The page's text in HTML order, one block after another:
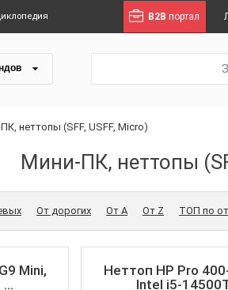
B2B портал
неттопы (SFF, USFF, Micro)
Мини-ПК, неттопы
От дорогих От A От Z ТОП по
Mini,
Неттоп HP Pro
Intel i5-